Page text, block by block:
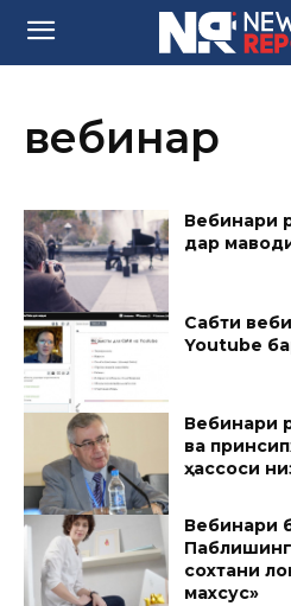
вебинар
Вебинари
дар
Сабти
Youtube
Вебинари
ва
ҳассоси
Вебинари
сохтани
махсус»